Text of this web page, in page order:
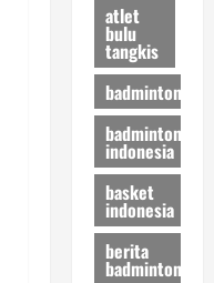
atlet
bulu
tangkis
badminton
badminton
indonesia
basket
indonesia
berita
badminton